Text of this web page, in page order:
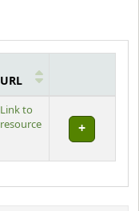
URL
Link to
resource